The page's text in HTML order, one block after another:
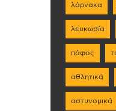
λάρνακα
λευκωσία
πάφος
αθλητικά
αστυνομικά